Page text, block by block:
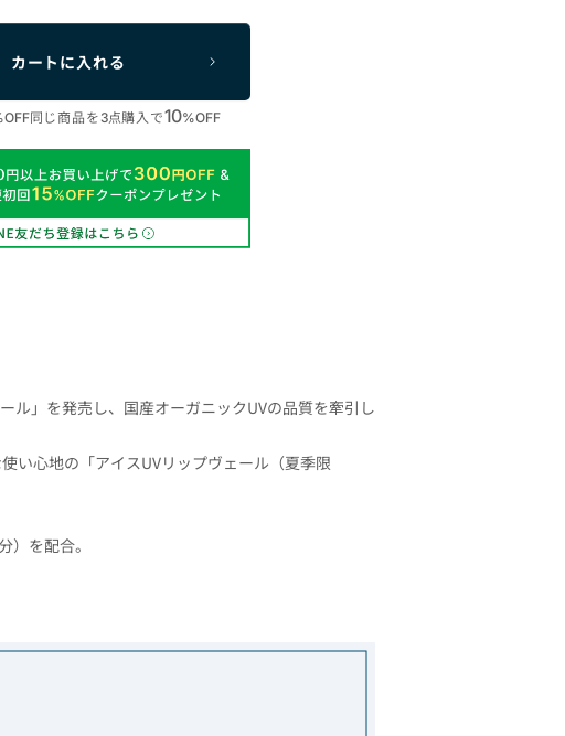
カートに入れる
同じ商品を3点購入で10%OFF
ル」を発売し、国産オーガニックUVの品質を牽引し
い心地の「アイスUVリップヴェール（夏季限
を配合。